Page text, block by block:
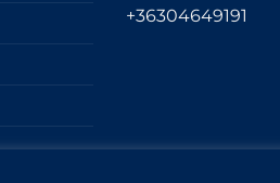
+36304649191